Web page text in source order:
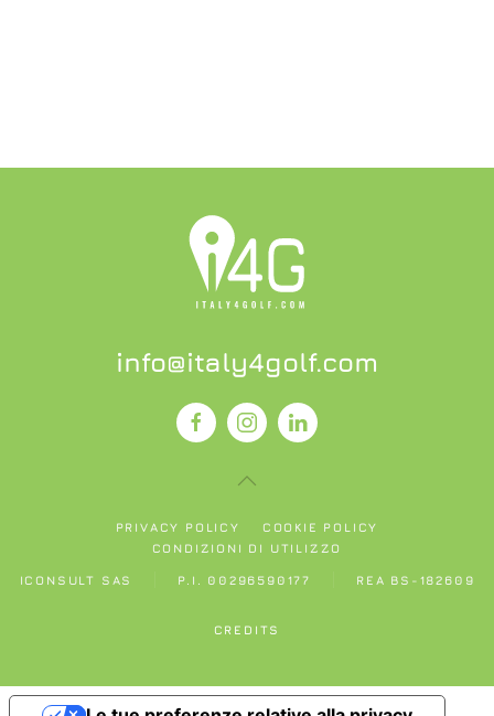
info@italy4golf.com
PRIVACY POLICY
COOKIE POLICY
CONDIZIONI DI UTILIZZO
ICONSULT SAS P.I. 00296590177 REA BS-182609
CREDITS